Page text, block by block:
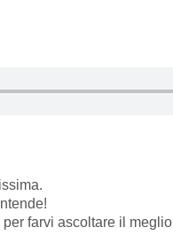
farvi ascoltare il meglio